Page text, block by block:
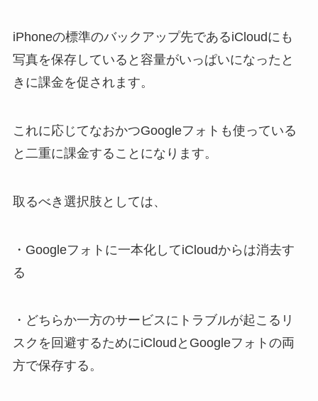
iPhoneの標準のバックアップ先であるiCloudにも
写真を保存していると容量がいっぱいになったと
きに課金を促されます。
これに応じてなおかつGoogleフォトも使っている
と二重に課金することになります。
取るべき選択肢としては、
・Googleフォトに一本化してiCloudからは消去す
る
・どちらか一方のサービスにトラブルが起こるリ
スクを回避するためにiCloudとGoogleフォトの両
方で保存する。